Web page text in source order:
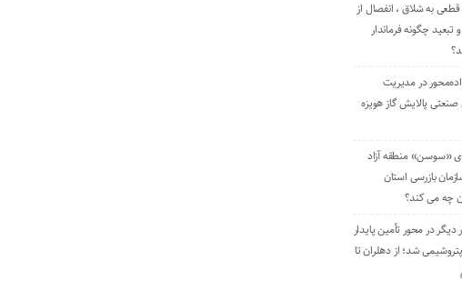
به شلاق ، انفصال از
چگونه فرماندار
در مدیریت
صنعتی پالایش گاز هویزه
«سوسن» منطقه آزاد
بازرسی استان
چه می کند؟
دیگر در محور تأمین پایدار
شد؛ از دهلران تا